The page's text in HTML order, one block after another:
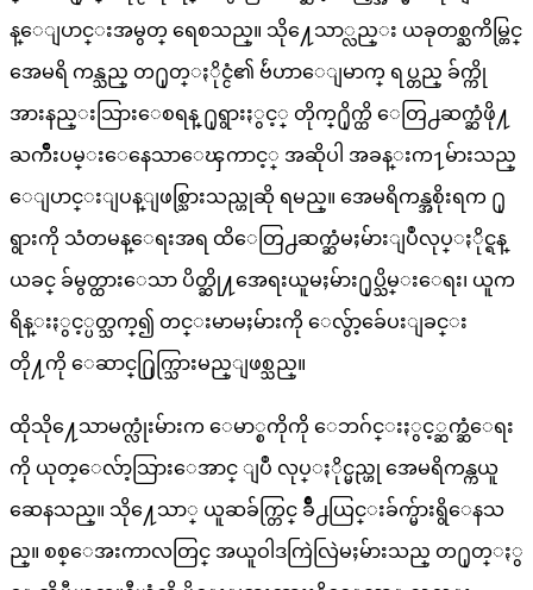
န္ေျပာင္းအမွတ္ ရေစသည္။ သို႔ေသာ္လည္း ယခုတစ္ႀကိမ္တြင္
အေမရိ ကန္သည္ တ႐ုတ္ႏိုင္ငံ၏ ဗ်ဴဟာေျမာက္ ရပ္တည္ ခ်က္ကို
အားနည္းသြားေစရန္ ႐ုရွားႏွင့္ တိုက္႐ိုက္ထိ ေတြ႕ဆက္ဆံဖို႔
ႀကိဳးပမ္းေနေသာေၾကာင့္ အဆိုပါ အခန္းက႑မ်ားသည္
ေျပာင္းျပန္ျဖစ္သြားသည္ဟုဆို ရမည္။ အေမရိကန္အစိုးရက ႐ု
ရွားကို သံတမန္ေရးအရ ထိေတြ႕ဆက္ဆံမႈမ်ားျပဳလုပ္ႏိုင္ရန္
ယခင္ ခ်မွတ္ထားေသာ ပိတ္ဆို႔အေရးယူမႈမ်ား႐ုပ္သိမ္းေရး၊ ယူက
ရိန္းႏွင့္ပတ္သက္၍ တင္းမာမႈမ်ားကို ေလွ်ာ့ခ်ေပးျခင္း
တို႔ကို ေဆာင္႐ြက္သြားမည္ျဖစ္သည္။
ထိုသို႔ေသာမက္လုံးမ်ားက ေမာ္စကိုကို ေဘဂ်င္းႏွင့္ဆက္ဆံေရး
ကို ယုတ္ေလ်ာ့သြားေအာင္ ျပဳ လုပ္ႏိုင္မည္ဟု အေမရိကန္ကယူ
ဆေနသည္။ သို႔ေသာ္ ယူဆခ်က္တြင္ ခ်ိဳ႕ယြင္းခ်က္မ်ားရွိေနသ
ည္။ စစ္ေအးကာလတြင္ အယူဝါဒကြဲလြဲမႈမ်ားသည္ တ႐ုတ္ႏွ